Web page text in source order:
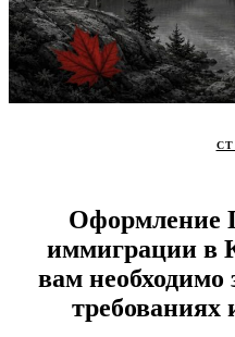
Оформление
иммиграции в
вам необходимо
требованиях